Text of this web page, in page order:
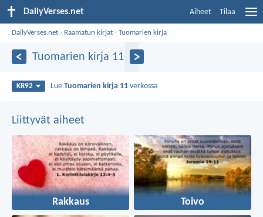
DailyVerses.net Aiheet Tilaa
DailyVerses.net › Raamatun kirjat ›Tuomarien kirja
Tuomarien kirja 11
KR92 LueTuomarien kirja 11 verkossa
Liittyvät aiheet
Rakkaus Toivo